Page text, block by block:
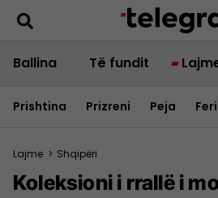
Ballina Të fundit
Prishtina Prizreni Peja
Lajme > Shqipëri
Koleksioni i rrallë i